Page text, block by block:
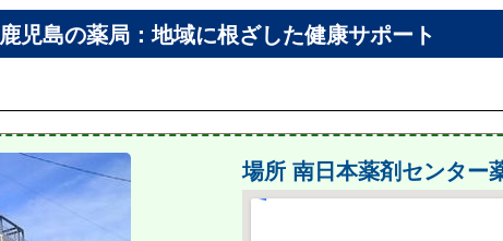
鹿児島の薬局：地域に根ざした健康サポート
場所 南日本薬剤センター